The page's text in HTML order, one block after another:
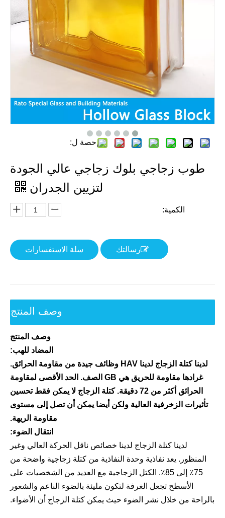
حصة ل:
طوب زجاجي بلوك زجاجي عالي الجودة
لتزيين الجدران
الكمية:
رسالتك سلة الاستفسارات
وصف المنتج
وصف المنتج
المضاد للهب:
لدينا كتلة الزجاج لدينا HAV وظائف جيدة من مقاومة الحرائق.
غرادها مقاومة للحريق هي GB الصف. الحد الأقصى لمقاومة
الحرائق أكثر من 72 دقيقة. كتلة الزجاج لا يمكن فقط تحسين
تأثيرات الزخرفية العالية ولكن أيضا يمكن أن تصل إلى مستوى
مقاومة الريهة.
انتقال الضوء:
لدينا كتلة الزجاج لدينا خصائص ناقل الحركة العالي وغير
المنظور. يعد نفاذية وحدة النفاذية من كتلة زجاجية واضحة من
75٪ إلى 85٪. الكتل الزجاجية مع العديد من الشخصيات على
الأسطح تجعل الغرفة لتكون مليئة بالضوء الناعم والشعور
بالراحة من خلال نشر الضوء حيث يمكن كتلة الزجاج أن الأضواء.